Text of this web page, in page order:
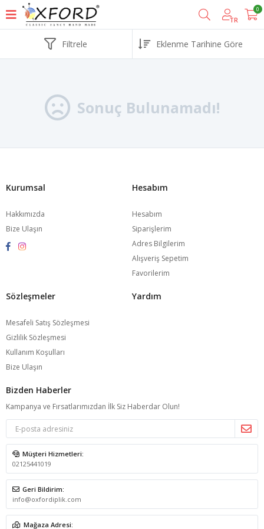
TR
0
Filtrele
Sonuç Bulunamadı!
Kurumsal
Hakkımızda
Bize Ulaşın
Hesabım
Hesabım
Siparişlerim
Adres Bilgilerim
Alışveriş Sepetim
Favorilerim
Sözleşmeler
Mesafeli Satış Sözleşmesi
Gizlilik Sözleşmesi
Kullanım Koşulları
Bize Ulaşın
Yardım
Bizden Haberler
Kampanya ve Fırsatlarımızdan İlk Siz Haberdar Olun!
Müşteri Hizmetleri:
02125441019
Geri Bildirim:
info@oxfordiplik.com
Mağaza Adresi: